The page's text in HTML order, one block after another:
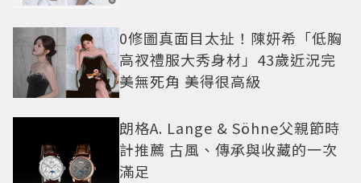
0修圖真面目太扯！陳妍希「低胸
高衩禮服大秀身材」43歲近況完
美無死角 美得很高級
朗格A. Lange & Söhne父親節時
計推薦 古風、傳承與收藏的一次
滿足